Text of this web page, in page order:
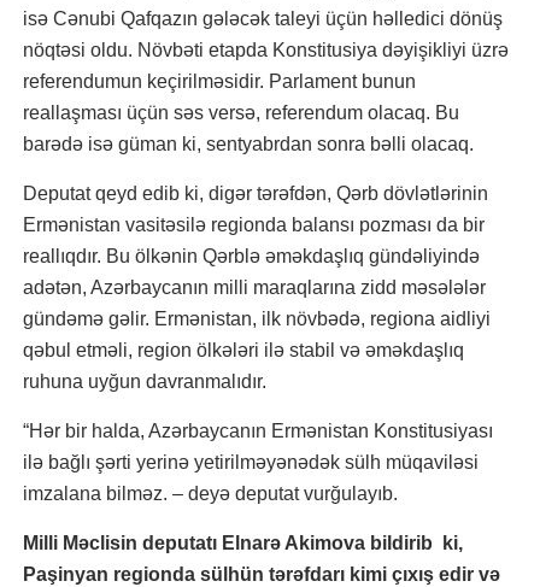
isə Cənubi Qafqazın gələcək taleyi üçün həlledici dönüş
nöqtəsi oldu. Növbəti etapda Konstitusiya dəyişikliyi üzrə
referendumun keçirilməsidir. Parlament bunun
reallaşması üçün səs versə, referendum olacaq. Bu
barədə isə güman ki, sentyabrdan sonra bəlli olacaq.
Deputat qeyd edib ki, digər tərəfdən, Qərb dövlətlərinin
Ermənistan vasitəsilə regionda balansı pozması da bir
reallıqdır. Bu ölkənin Qərblə əməkdaşlıq gündəliyində
adətən, Azərbaycanın milli maraqlarına zidd məsələlər
gündəmə gəlir. Ermənistan, ilk növbədə, regiona aidliyi
qəbul etməli, region ölkələri ilə stabil və əməkdaşlıq
ruhuna uyğun davranmalıdır.
“Hər bir halda, Azərbaycanın Ermənistan Konstitusiyası
ilə bağlı şərti yerinə yetirilməyənədək sülh müqaviləsi
imzalana bilməz. – deyə deputat vurğulayıb.
Milli Məclisin deputatı Elnarə Akimova bildirib ki,
Paşinyan regionda sülhün tərəfdarı kimi çıxış edir və